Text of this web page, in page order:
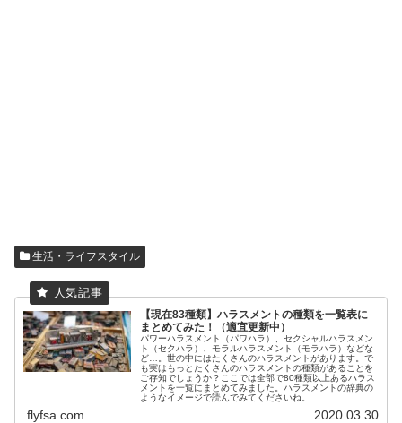
生活・ライフスタイル
【現在83種類】ハラスメントの種類を一覧表に
まとめてみた！（適宜更新中）
パワーハラスメント（パワハラ）、セクシャルハラスメン
ト（セクハラ）、モラルハラスメント（モラハラ）などな
ど…。世の中にはたくさんのハラスメントがあります。で
も実はもっとたくさんのハラスメントの種類があることを
ご存知でしょうか？ここでは全部で80種類以上あるハラス
メントを一覧にまとめてみました。ハラスメントの辞典の
ようなイメージで読んでみてくださいね。
flyfsa.com 2020.03.30